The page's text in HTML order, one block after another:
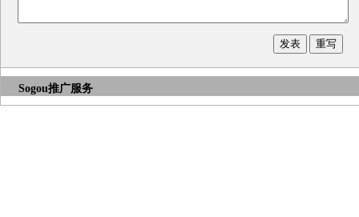
Sogou推广服务